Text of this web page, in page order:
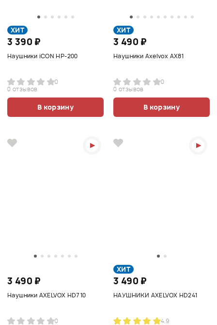
ХИТ
3 390 ₽
Наушники iCON HP-200
0
0 отзывов
В корзину
ХИТ
3 490 ₽
Наушники Axelvox AX81
0
0 отзывов
В корзину
3 490 ₽
Наушники AXELVOX HD710
0
ХИТ
3 490 ₽
НАУШНИКИ AXELVOX HD241
4.9